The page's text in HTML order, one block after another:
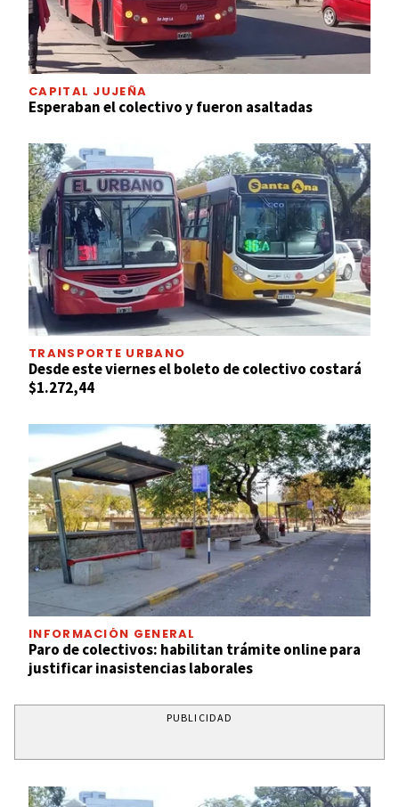
CAPITAL JUJEÑA
Esperaban el colectivo y fueron asaltadas
TRANSPORTE URBANO
Desde este viernes el boleto de colectivo costará
$1.272,44
INFORMACIÓN GENERAL
Paro de colectivos: habilitan trámite online para
justificar inasistencias laborales
PUBLICIDAD